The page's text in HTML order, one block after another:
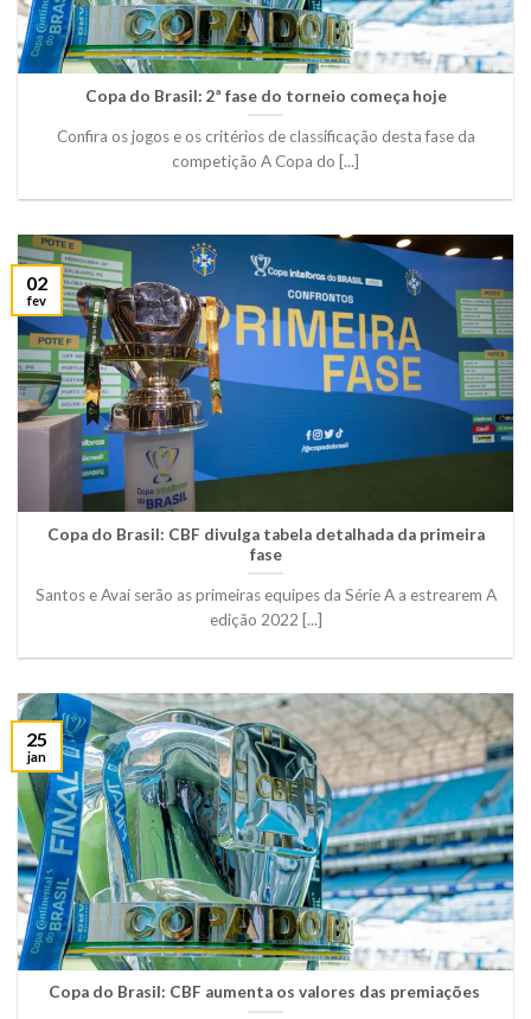
Copa do Brasil: 2ª fase do torneio começa hoje
Confira os jogos e os critérios de classificação desta fase da
competição A Copa do [...]
Copa do Brasil: CBF divulga tabela detalhada da primeira
fase
Santos e Avaí serão as primeiras equipes da Série A a estrearem A
edição 2022 [...]
02
fev
Copa do Brasil: CBF aumenta os valores das premiações
25
jan